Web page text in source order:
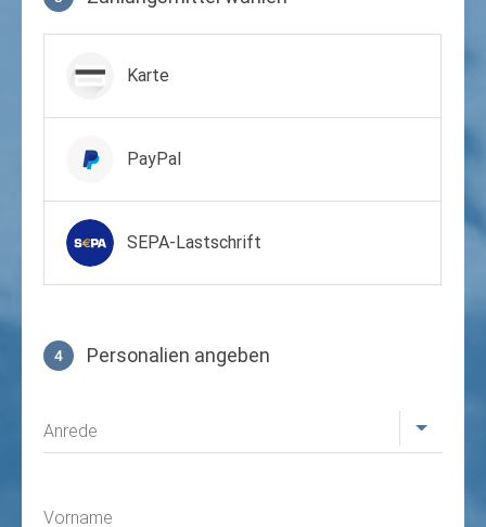
Karte
PayPal
SEPA-Lastschrift
4 Personalien angeben
Anrede
Vorname